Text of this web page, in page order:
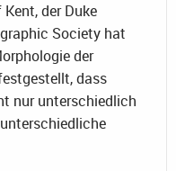
der Duke
Society hat
der
dass
nur unterschiedlich